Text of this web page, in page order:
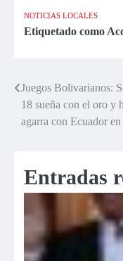
nuevo sponsor
NOTICIAS LOCALES
Etiquetado como
Navegación
de
Juegos Bolivarianos:
18 sueña con el oro y
agarra con Ecuador
Entradas